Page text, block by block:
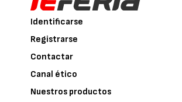
Identificarse
Registrarse
Contactar
Canal ético
Nuestros productos